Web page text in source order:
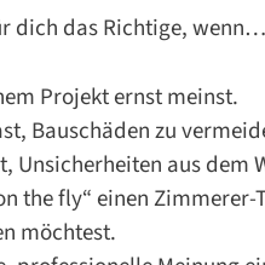
dich das Richtige, wenn…
Projekt ernst meinst.
Bauschäden zu
Unsicherheiten aus dem
the fly“ einen
möchtest.